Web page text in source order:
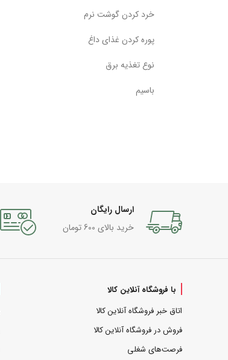
خرد کردن گوشت نرم
پوره کردن غذای داغ
نوع تغذیه برق
باسیم
ارسال رایگان
خرید بالای 600 تومان
با فروشگاه آنلاین کالا
اتاق خبر فروشگاه آنلاین کالا
فروش در فروشگاه آنلاین کالا
فرصت‌های شغلی